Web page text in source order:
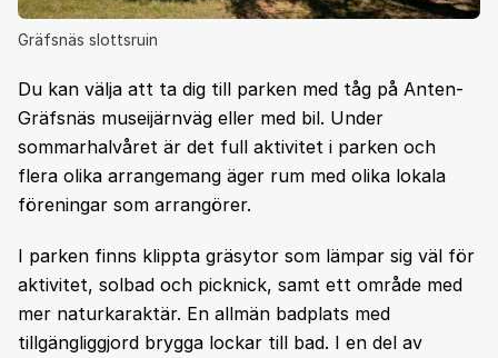
Gräfsnäs slottsruin
Du kan välja att ta dig till parken med tåg på Anten-
Gräfsnäs museijärnväg eller med bil. Under
sommarhalvåret är det full aktivitet i parken och
flera olika arrangemang äger rum med olika lokala
föreningar som arrangörer.
I parken finns klippta gräsytor som lämpar sig väl för
aktivitet, solbad och picknick, samt ett område med
mer naturkaraktär. En allmän badplats med
tillgängliggjord brygga lockar till bad. I en del av